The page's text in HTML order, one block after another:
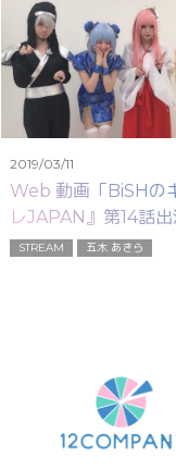
2019/03/11
Web 動画「BiSHの
レJAPAN』第14話出
STREAM 五木 あきら